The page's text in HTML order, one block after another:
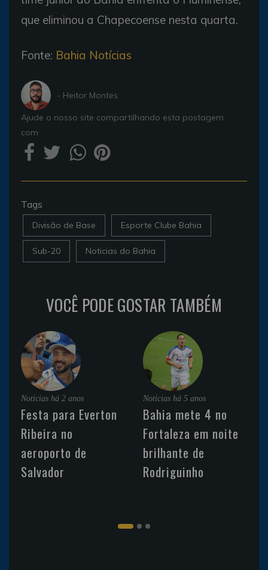
que eliminou a Chapecoense nesta quarta.
Fonte: Bahia Notícias
- Heitor Montes
Ajude o nosso site compartilhando esta postagem
com
Tags
Divisão de Base Esporte Clube Bahia
Sub-20 Noticias do Bahia
VOCÊ PODE GOSTAR TAMBÉM
Noticias há 2 anos
Festa para Everton
Ribeira no
aeroporto de
Salvador
Noticias há 5 anos
Bahia mete 4 no
Fortaleza em noite
brilhante de
Rodriguinho